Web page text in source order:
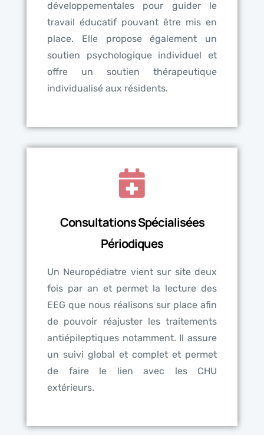
développementales pour guider le
travail éducatif pouvant être mis en
place. Elle propose également un
soutien psychologique individuel et
offre un soutien thérapeutique
individualisé aux résidents.
Consultations Spécialisées
Périodiques
Un Neuropédiatre vient sur site deux
fois par an et permet la lecture des
EEG que nous réalisons sur place afin
de pouvoir réajuster les traitements
antiépileptiques notamment. Il assure
un suivi global et complet et permet
de faire le lien avec les CHU
extérieurs.